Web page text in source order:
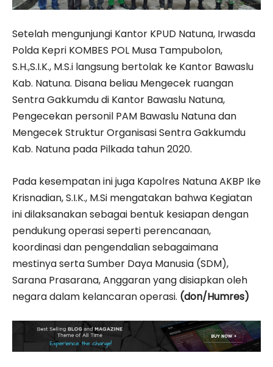
Setelah mengunjungi Kantor KPUD Natuna, Irwasda
Polda Kepri KOMBES POL Musa Tampubolon,
S.H.,S.I.K., M.S.i langsung bertolak ke Kantor Bawaslu
Kab. Natuna. Disana beliau Mengecek ruangan
Sentra Gakkumdu di Kantor Bawaslu Natuna,
Pengecekan personil PAM Bawaslu Natuna dan
Mengecek Struktur Organisasi Sentra Gakkumdu
Kab. Natuna pada Pilkada tahun 2020.
Pada kesempatan ini juga Kapolres Natuna AKBP Ike
Krisnadian, S.I.K., M.Si mengatakan bahwa Kegiatan
ini dilaksanakan sebagai bentuk kesiapan dengan
pendukung operasi seperti perencanaan,
koordinasi dan pengendalian sebagaimana
mestinya serta Sumber Daya Manusia (SDM),
Sarana Prasarana, Anggaran yang disiapkan oleh
negara dalam kelancaran operasi. (don/Humres)